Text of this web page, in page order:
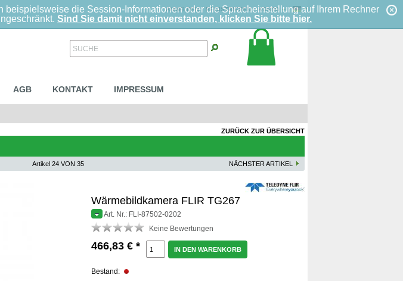
die Session-Informationen oder die Spracheinstellung auf Ihrem Rechner
Sind Sie damit nicht einverstanden, klicken Sie bitte hier.
KONTO
ANMELDEN REGISTRIEREN
SUCHE
AGB KONTAKT IMPRESSUM
ZURÜCK ZUR ÜBERSICHT
Artikel 24 VON 35 NÄCHSTER ARTIKEL
Wärmebildkamera FLIR TG267
Art. Nr.: FLI-87502-0202
Keine Bewertungen
466,83 € * IN DEN WARENKORB
Bestand: